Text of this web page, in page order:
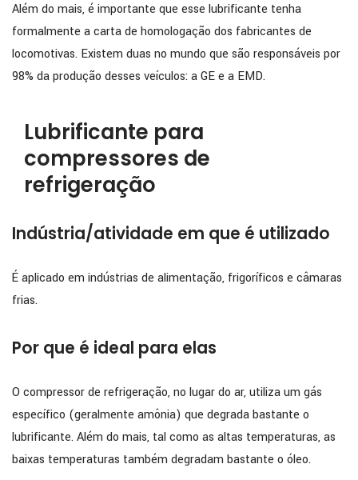
Além do mais, é importante que esse lubrificante tenha
formalmente a carta de homologação dos fabricantes de
locomotivas. Existem duas no mundo que são responsáveis por
98% da produção desses veículos: a GE e a EMD.
Lubrificante para
compressores de
refrigeração
Indústria/atividade em que é utilizado
É aplicado em indústrias de alimentação, frigoríficos e câmaras
frias.
Por que é ideal para elas
O compressor de refrigeração, no lugar do ar, utiliza um gás
específico (geralmente amônia) que degrada bastante o
lubrificante. Além do mais, tal como as altas temperaturas, as
baixas temperaturas também degradam bastante o óleo.